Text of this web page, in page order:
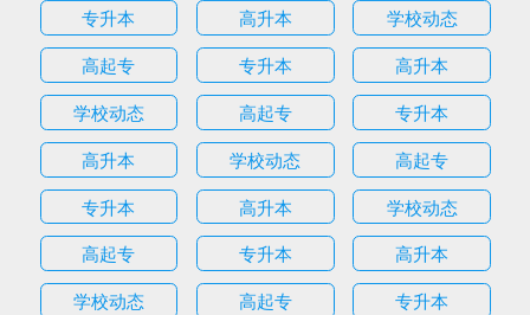
专升本
高升本
学校动态
高起专
专升本
高升本
学校动态
高起专
专升本
高升本
学校动态
高起专
专升本
高升本
学校动态
高起专
专升本
高升本
学校动态
高起专
专升本